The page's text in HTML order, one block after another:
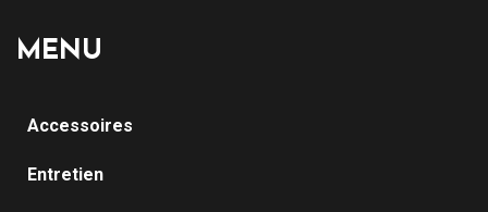
MENU
Accessoires
Entretien